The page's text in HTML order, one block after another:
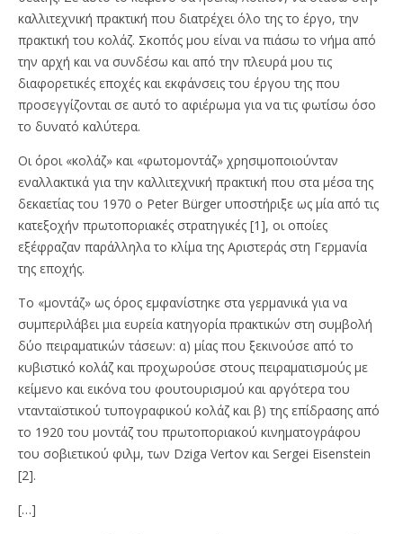
καλλιτεχνική πρακτική που διατρέχει όλο της το έργο, την
πρακτική του κολάζ. Σκοπός μου είναι να πιάσω το νήμα από
την αρχή και να συνδέσω και από την πλευρά μου τις
διαφορετικές εποχές και εκφάνσεις του έργου της που
προσεγγίζονται σε αυτό το αφιέρωμα για να τις φωτίσω όσο
το δυνατό καλύτερα.
Οι όροι «κολάζ» και «φωτομοντάζ» χρησιμοποιούνταν
εναλλακτικά για την καλλιτεχνική πρακτική που στα μέσα της
δεκαετίας του 1970 ο Peter Bürger υποστήριξε ως μία από τις
κατεξοχήν πρωτοποριακές στρατηγικές [1], οι οποίες
εξέφραζαν παράλληλα το κλίμα της Αριστεράς στη Γερμανία
της εποχής.
Το «μοντάζ» ως όρος εμφανίστηκε στα γερμανικά για να
συμπεριλάβει μια ευρεία κατηγορία πρακτικών στη συμβολή
δύο πειραματικών τάσεων: α) μίας που ξεκινούσε από το
κυβιστικό κολάζ και προχωρούσε στους πειραματισμούς με
κείμενο και εικόνα του φουτουρισμού και αργότερα του
ντανταϊστικού τυπογραφικού κολάζ και β) της επίδρασης από
το 1920 του μοντάζ του πρωτοποριακού κινηματογράφου
του σοβιετικού φιλμ, των Dziga Vertov και Sergei Eisenstein
[2].
[…]